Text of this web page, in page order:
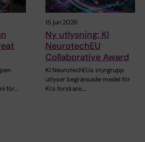
för…
15 jun 2026
Ny utlysning: KI
NeurotechEU
Collaborative Award
KI NeurotechEUs styrgrupp
utlyser begränsade medel för
KI:s forskare,…